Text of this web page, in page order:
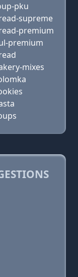
pku
supreme
premium
premium
mixes